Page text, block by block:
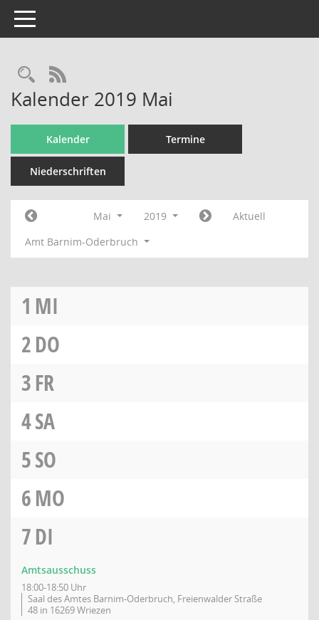
Toggle navigation
Rechercheauswahl
RSS-Feed
Kalender 2019 Mai
Kalender Termine
Niederschriften
Mai 2019
Aktuell
Amt Barnim-Oderbruch
1 MI
2DO
3FR
4SA
5SO
6MO
7DI
Amtsausschuss
18:00-18:50 Uhr
Saal des Amtes Barnim-Oderbruch, Freienwalder Straße
48 in 16269 Wriezen